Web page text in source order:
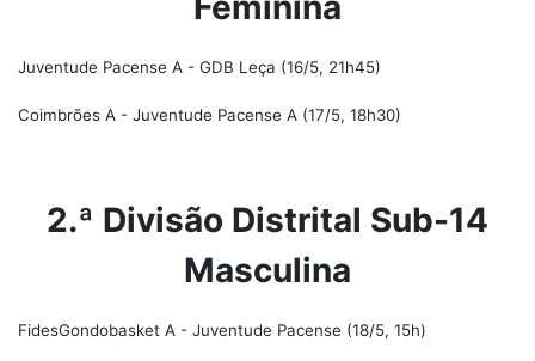
Juventude Pacense A - GDB Leça (16/5, 21h45)
Coimbrões A - Juventude Pacense A (17/5, 18h30)
2.ª Divisão Distrital Sub-14
Masculina
FidesGondobasket A - Juventude Pacense (18/5, 15h)